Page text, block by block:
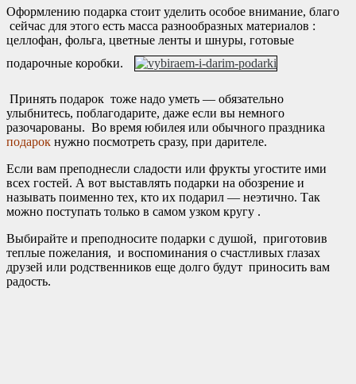
Оформлению подарка стоит уделить особое внимание, благо
сейчас для этого есть масса разнообразных материалов :
целлофан, фольга, цветные ленты и шнуры, готовые
подарочные коробки.
Принять подарок тоже надо уметь — обязательно
улыбнитесь, поблагодарите, даже если вы немного
разочарованы. Во время юбилея или обычного праздника
подарок нужно посмотреть сразу, при дарителе.
Если вам преподнесли сладости или фрукты угостите ими
всех гостей. А вот выставлять подарки на обозрение и
называть поименно тех, кто их подарил — неэтично. Так
можно поступать только в самом узком кругу .
Выбирайте и преподносите подарки с душой, приготовив
теплые пожелания, и воспоминания о счастливых глазах
друзей или родственников еще долго будут приносить вам
радость.